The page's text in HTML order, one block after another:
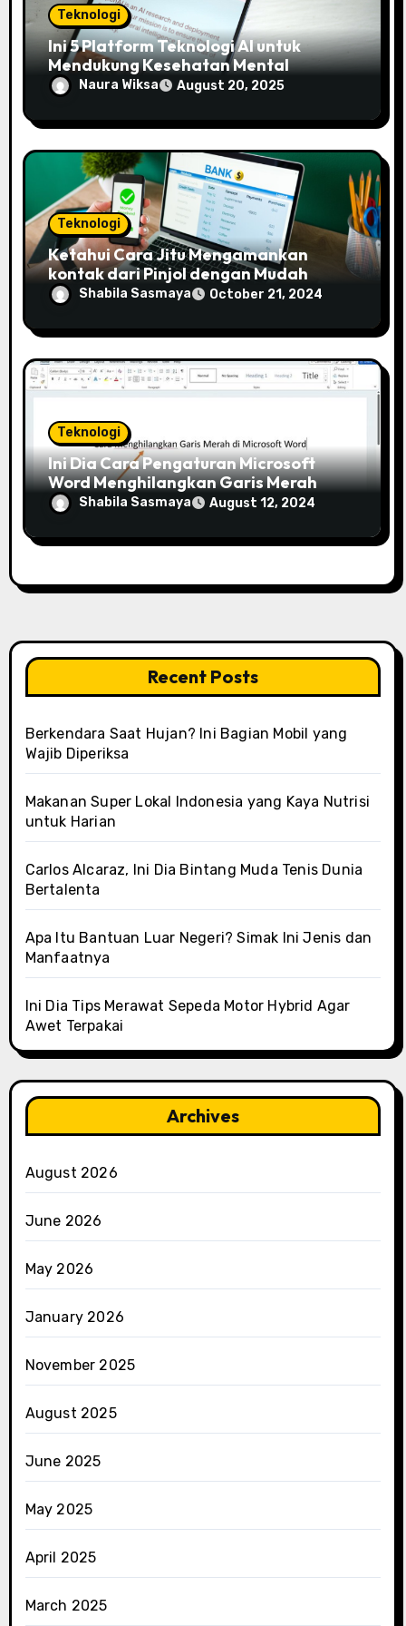
Teknologi
Ini 5 Platform Teknologi AI untuk
Mendukung Kesehatan Mental
Naura Wiksa August 20, 2025
Teknologi
Ketahui Cara Jitu Mengamankan
kontak dari Pinjol dengan Mudah
Shabila Sasmaya October 21, 2024
Teknologi
Ini Dia Cara Pengaturan Microsoft
Word Menghilangkan Garis Merah
Shabila Sasmaya August 12, 2024
Recent Posts
Berkendara Saat Hujan? Ini Bagian Mobil yang
Wajib Diperiksa
Makanan Super Lokal Indonesia yang Kaya Nutrisi
untuk Harian
Carlos Alcaraz, Ini Dia Bintang Muda Tenis Dunia
Bertalenta
Apa Itu Bantuan Luar Negeri? Simak Ini Jenis dan
Manfaatnya
Ini Dia Tips Merawat Sepeda Motor Hybrid Agar
Awet Terpakai
Archives
August 2026
June 2026
May 2026
January 2026
November 2025
August 2025
June 2025
May 2025
April 2025
March 2025